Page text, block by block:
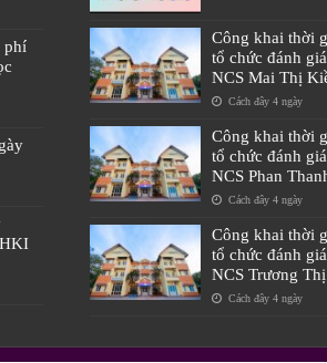
phí
Công khai thời
tổ chức đánh
NCS Mai Thị
Cách đây 4 ngày
Công khai thời
tổ chức đánh
NCS Phan
Cách đây 4 ngày
Công khai thời
tổ chức đánh
NCS Trương
Cách đây 4 ngày